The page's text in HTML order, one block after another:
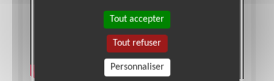
Tout accepter
Tout refuser
Personnaliser